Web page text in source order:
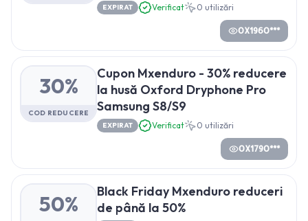
EXPIRAT Verificat 0 utilizări
OX196O***
30%
COD REDUCERE
Cupon Mxenduro - 30% reducere
la husă Oxford Dryphone Pro
Samsung S8/S9
EXPIRAT Verificat 0 utilizări
OX179O***
50%
Black Friday Mxenduro reduceri
de până la 50%